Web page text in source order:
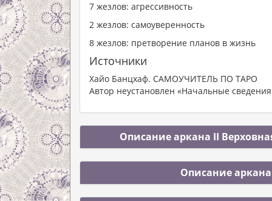
7 жезлов: агрессивность
2 жезлов: самоуверенность
8 жезлов: претворение планов в жизнь
Источники
Хайо Банцхаф. САМОУЧИТЕЛЬ ПО ТАРО
Автор неустановлен «Начальные
Описание аркана II
Описание